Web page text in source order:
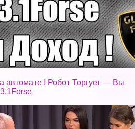
автомате ! Робот Торгует — Вы